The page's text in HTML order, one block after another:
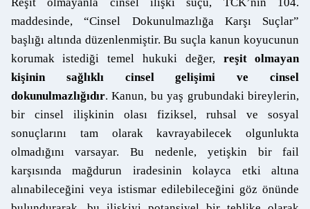
maddesinde, “Cinsel Dokunulmazlığa Karşı Suçlar”
başlığı altında düzenlenmiştir. Bu suçla kanun koyucunun
korumak istediği temel hukuki değer, reşit olmayan
kişinin sağlıklı cinsel gelişimi ve cinsel
dokunulmazlığıdır. Kanun, bu yaş grubundaki bireylerin,
bir cinsel ilişkinin olası fiziksel, ruhsal ve sosyal
sonuçlarını tam olarak kavrayabilecek olgunlukta
olmadığını varsayar. Bu nedenle, yetişkin bir fail
karşısında mağdurun iradesinin kolayca etki altına
alınabileceğini veya istismar edilebileceğini göz önünde